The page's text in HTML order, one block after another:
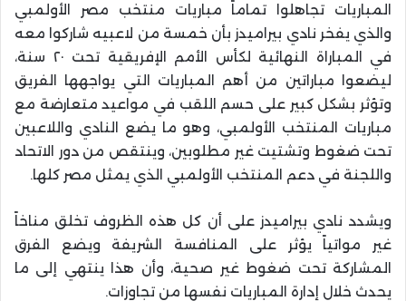
المباريات تجاهلوا تماماً مباريات منتخب مصر الأولمبي
والذي يفخر نادي بيراميدز بأن خمسة من لاعبيه شاركوا معه
في المباراة النهائية لكأس الأمم الإفريقية تحت ٢٠ سنة،
ليضعوا مباراتين من أهم المباريات التي يواجهها الفريق
وتؤثر بشكل كبير على حسم اللقب في مواعيد متعارضة مع
مباريات المنتخب الأولمبي، وهو ما يضع النادي واللاعبين
تحت ضغوط وتشتيت غير مطلوبين، وينتقص من دور الاتحاد
واللجنة في دعم المنتخب الأولمبي الذي يمثل مصر كلها.
ويشدد نادي بيراميدز على أن كل هذه الظروف تخلق مناخاً
غير مواتياً يؤثر على المنافسة الشريفة ويضع الفرق
المشاركة تحت ضغوط غير صحية، وأن هذا ينتهي إلى ما
يحدث خلال إدارة المباريات نفسها من تجاوزات.